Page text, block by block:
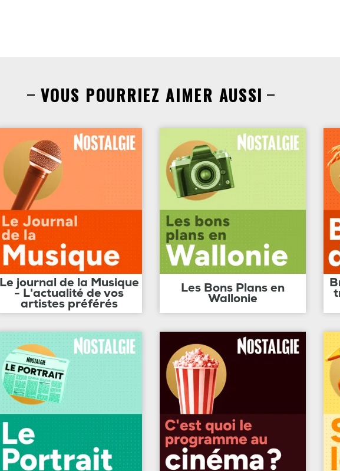
VOUS POURRIEZ AIMER AUSSI
Le journal de la Musique
- L'actualité de vos
artistes préférés
Les Bons Plans en
Wallonie